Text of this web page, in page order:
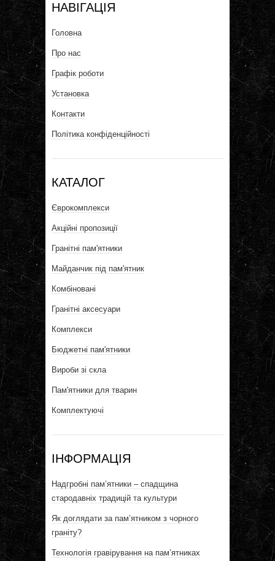
НАВІГАЦІЯ
Головна
Про нас
Графік роботи
Установка
Контакти
Політика конфіденційності
КАТАЛОГ
Єврокомплекси
Акційні пропозиції
Гранітні пам'ятники
Майданчик під пам'ятник
Комбіновані
Гранітні аксесуари
Комплекси
Бюджетні пам'ятники
Вироби зі скла
Пам'ятники для тварин
Комплектуючі
ІНФОРМАЦІЯ
Надгробні пам’ятники – спадщина
стародавніх традицій та культури
Як доглядати за пам’ятником з чорного
граніту?
Технологія гравірування на пам’ятниках